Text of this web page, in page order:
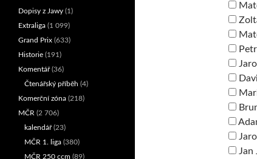
Jan
Dopisy z Jawy (1)
Extraliga (1 099)
Grand Prix (633)
Historie (191)
Komentář(36)
Čtenářský příběh (4)
Komerční zóna (218)
MČR (2 706)
kalendář(23)
MČR 1. liga (380)
MČR 250 ccm (89)